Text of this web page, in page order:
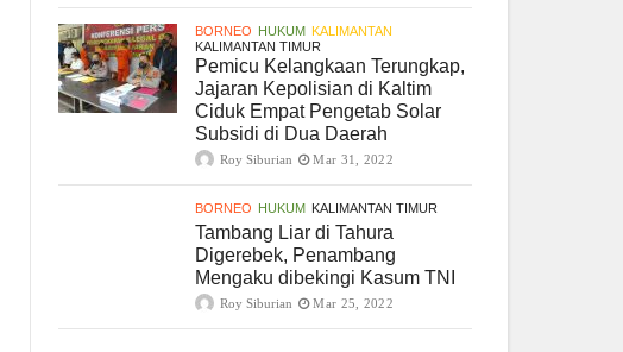
BORNEO HUKUM KALIMANTAN
KALIMANTAN TIMUR
Pemicu Kelangkaan Terungkap,
Jajaran Kepolisian di Kaltim
Ciduk Empat Pengetab Solar
Subsidi di Dua Daerah
Roy Siburian Mar 31, 2022
BORNEO HUKUM KALIMANTAN TIMUR
Tambang Liar di Tahura
Digerebek, Penambang
Mengaku dibekingi Kasum TNI
Roy Siburian Mar 25, 2022